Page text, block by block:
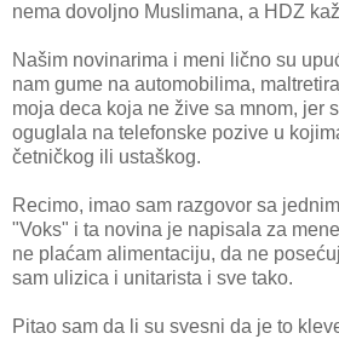
nema dovoljno Muslimana, a HDZ
Našim novinarima i meni lično su
nam gume na automobilima,
moja deca koja ne žive sa mnom, jer
oguglala na telefonske pozive u
četničkog ili ustaškog.
Recimo, imao sam razgovor sa
"Voks" i ta novina je napisala za
ne plaćam alimentaciju, da ne
sam ulizica i unitarista i sve tako.
Pitao sam da li su svesni da je to